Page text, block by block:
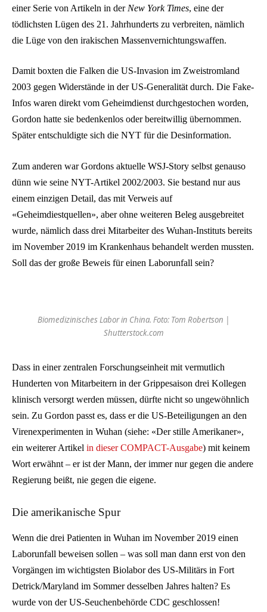
einer Serie von Artikeln in derNew York Times, eine der
tödlichsten Lügen des 21. Jahrhunderts zu verbreiten, nämlich
die Lüge von den irakischen Massenvernichtungswaffen.
Damit boxten die Falken die US-Invasion im Zweistromland
2003 gegen Widerstände in der US-Generalität durch. Die Fake-
Infos waren direkt vom Geheimdienst durchgestochen worden,
Gordon hatte sie bedenkenlos oder bereitwillig übernommen.
Später entschuldigte sich die NYT für die Desinformation.
Zum anderen war Gordons aktuelle WSJ-Story selbst genauso
dünn wie seine NYT-Artikel 2002/2003. Sie bestand nur aus
einem einzigen Detail, das mit Verweis auf
«Geheimdiestquellen», aber ohne weiteren Beleg ausgebreitet
wurde, nämlich dass drei Mitarbeiter des Wuhan-Instituts bereits
im November 2019 im Krankenhaus behandelt werden mussten.
Soll das der große Beweis für einen Laborunfall sein?
Biomedizinisches Labor in China. Foto: Tom Robertson |
Shutterstock.com
Dass in einer zentralen Forschungseinheit mit vermutlich
Hunderten von Mitarbeitern in der Grippesaison drei Kollegen
klinisch versorgt werden müssen, dürfte nicht so ungewöhnlich
sein. Zu Gordon passt es, dass er die US-Beteiligungen an den
Virenexperimenten in Wuhan (siehe: «Der stille Amerikaner»,
ein weiterer Artikel in dieser COMPACT-Ausgabe) mit keinem
Wort erwähnt – er ist der Mann, der immer nur gegen die andere
Regierung beißt, nie gegen die eigene.
Die amerikanische Spur
Wenn die drei Patienten in Wuhan im November 2019 einen
Laborunfall beweisen sollen – was soll man dann erst von den
Vorgängen im wichtigsten Biolabor des US-Militärs in Fort
Detrick/Maryland im Sommer desselben Jahres halten? Es
wurde von der US-Seuchenbehörde CDC geschlossen!